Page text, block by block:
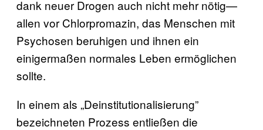
dank neuer Drogen auch nicht mehr nötig—
allen vor Chlorpromazin, das Menschen mit
Psychosen beruhigen und ihnen ein
einigermaßen normales Leben ermöglichen
sollte.
In einem als „Deinstitutionalisierung”
bezeichneten Prozess entließen die